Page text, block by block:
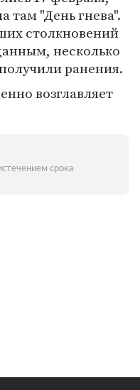
там "День гнева".
столкновений
несколько
ранения.
возглавляет
срока